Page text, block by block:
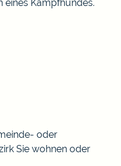
eines Kampfhundes.
oder
Sie wohnen oder